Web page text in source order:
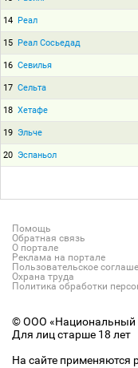
14 Реал
15 Реал Сосьедад
16 Севилья
17 Сельта
18 Хетафе
19 Эльче
20 Эспаньол
Помощь
Обратная связь
О портале
Реклама на портале
Пользовательское
Охрана труда
Политика обработки
© ООО «Национальный
Для лиц старше 18 лет
На сайте применяются